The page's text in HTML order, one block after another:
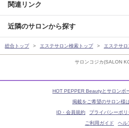
サロンコジカ(SALON
関連リンク
近隣のサロンから探す
総合トップ エステサロン検索トップ エステサ
HOT PEPPER Beautyとサロンボ
掲載をご希望のサロン様
ID・会員規約
プライバシーポリ
ご利用ガイド
ヘル